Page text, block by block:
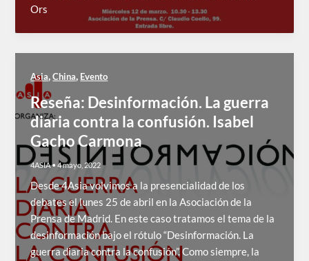
Ors
Asia,China, Evento
Reseña: Desinformación. La guerra
diaria contra la confusión. Isabel
Gacho Carmona
4ASIA•4 mayo, 2022
Desde 4Asia volvimos a la presencialidad de los
debates el lunes 25 de abril en la Asociación de la
Prensa de Madrid. En este caso tratamos el tema de la
desinformación bajo el rótulo “Desinformación. La
guerra diaria contra la confusión”. Como siempre, la